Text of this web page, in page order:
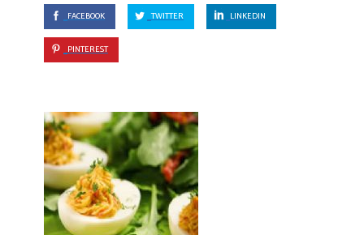
FACEBOOK TWITTER LINKEDIN
PINTEREST